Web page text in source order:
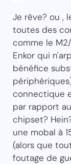
Je rêve? ou ,
toutes des
comme le
Enkor qui
bénéfice
connectique
par rapport
chipset?
une mobal à
(alors que
foutage de